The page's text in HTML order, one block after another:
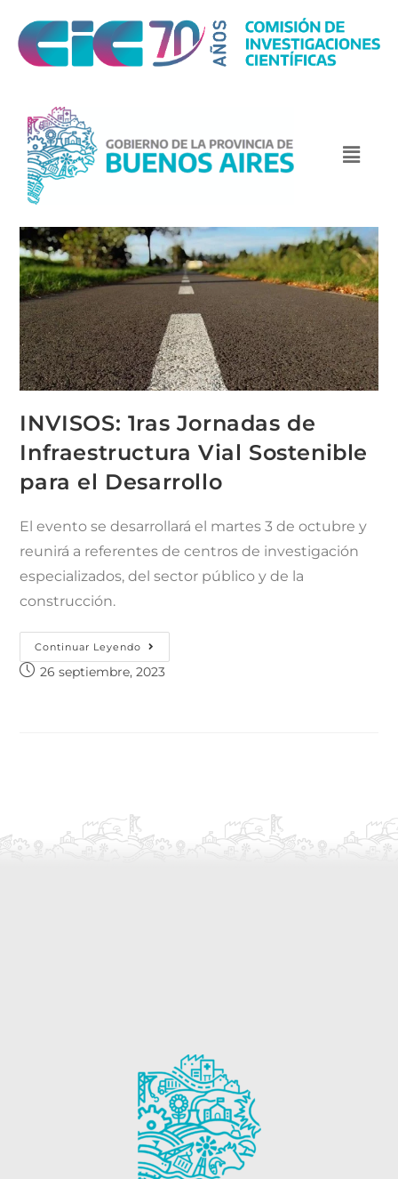
INVISOS: 1ras Jornadas de
Infraestructura Vial Sostenible
para el Desarrollo
El evento se desarrollará el martes 3 de octubre y
reunirá a referentes de centros de investigación
especializados, del sector público y de la
construcción.
Continuar Leyendo
26 septiembre, 2023